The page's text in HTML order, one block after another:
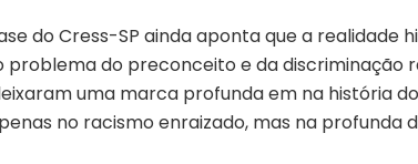
do Cress-SP ainda aponta que a realidade
do preconceito e da discriminação
uma marca profunda em na história
no racismo enraizado, mas na profunda